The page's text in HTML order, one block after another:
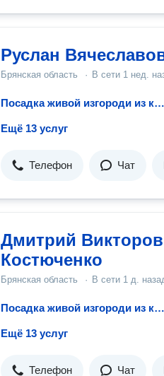
Руслан
Брянская область · В сети 1 нед.
Посадка живой изгороди из кустарника
Ещё 13 услуг
Телефон Чат
Дмитрий
Костюченко
Брянская область · В сети 1 д.
Посадка живой изгороди из кустарника
Ещё 13 услуг
Телефон Чат